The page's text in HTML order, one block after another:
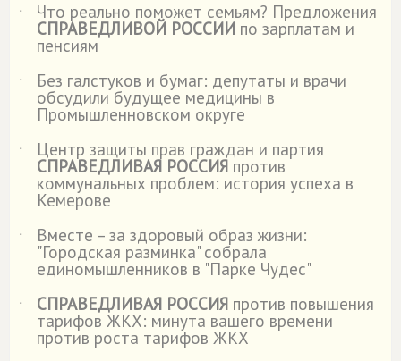
˙ Что реально поможет семьям? Предложения
СПРАВЕДЛИВОЙ РОССИИ по зарплатам и
пенсиям
˙
Без галстуков и бумаг: депутаты и врачи
обсудили будущее медицины в
Промышленновском округе
˙
Центр защиты прав граждан и партия
СПРАВЕДЛИВАЯ РОССИЯ против
коммунальных проблем: история успеха в
Кемерове
˙
Вместе – за здоровый образ жизни:
"Городская разминка" собрала
единомышленников в "Парке Чудес"
˙
СПРАВЕДЛИВАЯ РОССИЯ против повышения
тарифов ЖКХ: минута вашего времени
против роста тарифов ЖКХ